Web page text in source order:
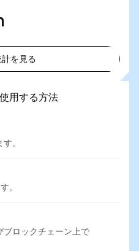
を見る
用する方法
。
。
ブロックチェーン上で